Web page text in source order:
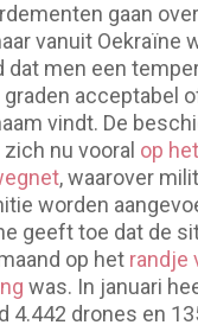
gaan
vanuit Oekraïne
dat men een
graden acceptabel
vindt. De
nu vooral op het
, waarover
worden
geeft toe dat de
op het randje
was. In januari
4.442 drones en